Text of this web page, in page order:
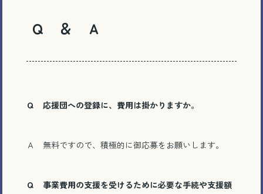
Ｑ ＆ Ａ
Ｑ 応援団への登録に、費用は掛かりますか。
Ａ 無料ですので、積極的に御応募をお願いします。
Ｑ 事業費用の支援を受けるために必要な手続や支援額